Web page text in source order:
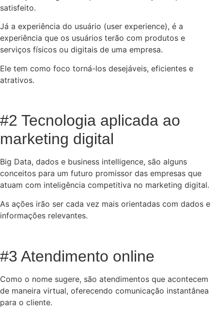
satisfeito.
Já a experiência do usuário (user experience), é a
experiência que os usuários terão com produtos e
serviços físicos ou digitais de uma empresa.
Ele tem como foco torná-los desejáveis, eficientes e
atrativos.
#2 Tecnologia aplicada ao
marketing digital
Big Data, dados e business intelligence, são alguns
conceitos para um futuro promissor das empresas que
atuam com inteligência competitiva no marketing digital.
As ações irão ser cada vez mais orientadas com dados e
informações relevantes.
#3 Atendimento online
Como o nome sugere, são atendimentos que acontecem
de maneira virtual, oferecendo comunicação instantânea
para o cliente.